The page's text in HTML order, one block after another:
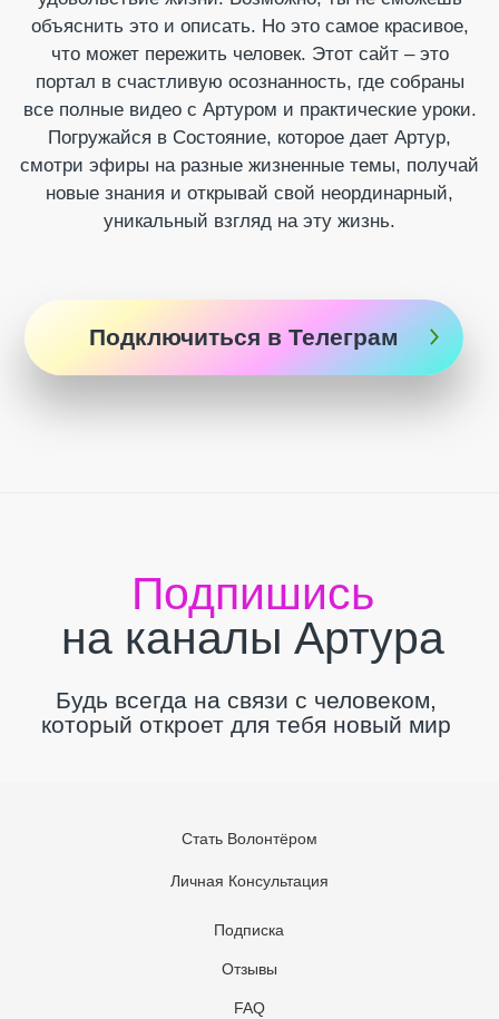
Личная Консультация
Стать Волонтёром
Подписка
Отзывы
FAQ